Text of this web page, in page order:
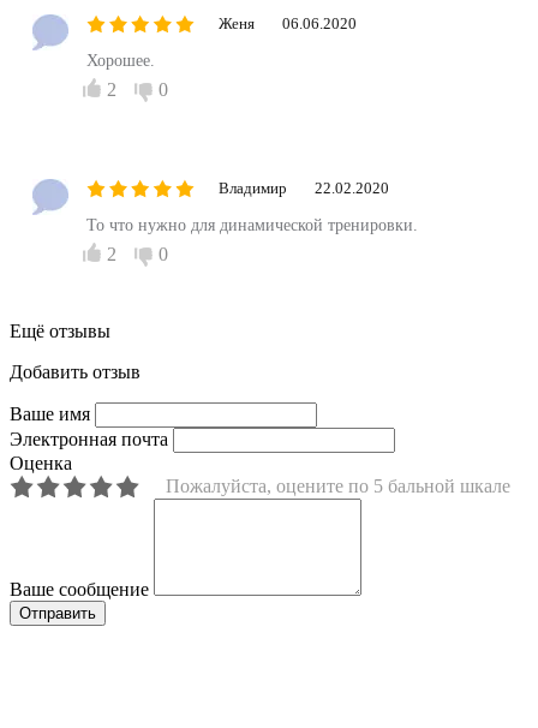
Женя 06.06.2020
Хорошее.
2 0
Владимир 22.02.2020
То что нужно для динамической тренировки.
2 0
Ещё отзывы
Добавить отзыв
Ваше имя
Электронная почта
Оценка
Пожалуйста, оцените по 5 бальной шкале
Ваше сообщение